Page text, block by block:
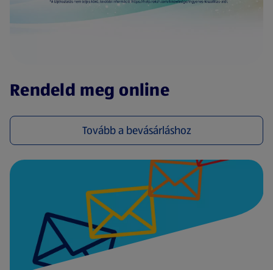
Rendeld meg online
Tovább a bevásárláshoz
(új oldalon nyílik meg)